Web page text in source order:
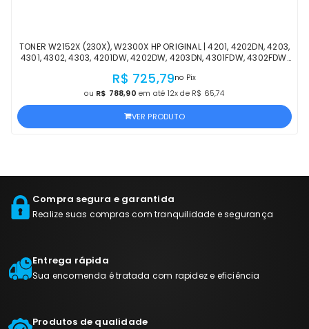
TONER W2152X (230X), W2300X HP ORIGINAL | 4201, 4202DN, 4203,
4301, 4302, 4303, 4201DW, 4202DW, 4203DN, 4301FDW, 4302FDW,
R$ 725,79no Pix
ou R$ 788,90 em até 12x de R$ 65,74
VER PRODUTO
Compra segura e garantida
Realize suas compras com tranquilidade e segurança
Entrega rápida
Sua encomenda é tratada com rapidez e eficiência
Produtos de qualidade